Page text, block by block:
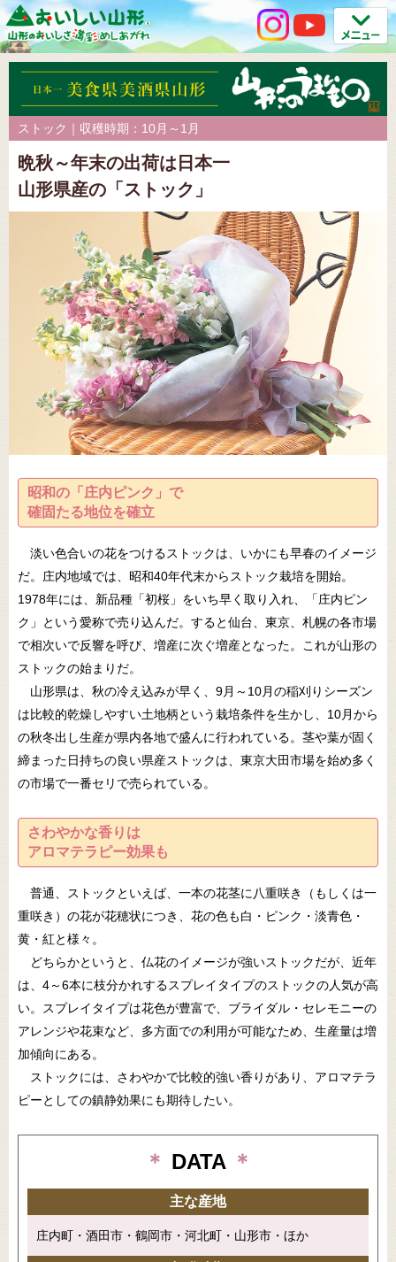
ストック｜収穫時期：10月～1月
晩秋～年末の出荷は日本一
山形県産の「ストック」
昭和の「庄内ピンク」で
確固たる地位を確立
淡い色合いの花をつけるストックは、いかにも早春のイメージ
だ。庄内地域では、昭和40年代末からストック栽培を開始。
1978年には、新品種「初桜」をいち早く取り入れ、「庄内ピン
ク」という愛称で売り込んだ。すると仙台、東京、札幌の各市場
で相次いで反響を呼び、増産に次ぐ増産となった。これが山形の
ストックの始まりだ。
山形県は、秋の冷え込みが早く、9月～10月の稲刈りシーズン
は比較的乾燥しやすい土地柄という栽培条件を生かし、10月から
の秋冬出し生産が県内各地で盛んに行われている。茎や葉が固く
締まった日持ちの良い県産ストックは、東京大田市場を始め多く
の市場で一番セリで売られている。
さわやかな香りは
アロマテラピー効果も
普通、ストックといえば、一本の花茎に八重咲き（もしくは一
重咲き）の花が花穂状につき、花の色も白・ピンク・淡青色・
黄・紅と様々。
どちらかというと、仏花のイメージが強いストックだが、近年
は、4～6本に枝分かれするスプレイタイプのストックの人気が高
い。スプレイタイプは花色が豊富で、ブライダル・セレモニーの
アレンジや花束など、多方面での利用が可能なため、生産量は増
加傾向にある。
ストックには、さわやかで比較的強い香りがあり、アロマテラ
ピーとしての鎮静効果にも期待したい。
＊ DATA ＊
主な産地
庄内町・酒田市・鶴岡市・河北町・山形市・ほか